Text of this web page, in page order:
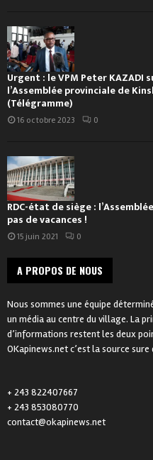
Urgent : le VPM Peter KAZADI
l’Assemblée provinciale de
(Télégramme)
16 octobre 2023 0
RDC-état de siège :
pas de vacances !
15 juin 2021 0
A PROPOS DE NOUS
Nous sommes une équipe
un média au centre du village. La
d’informations restent les deux
OKapinews.net c’est la source
+ 243 822407667
+ 243 853080770
contact@okapinews.net